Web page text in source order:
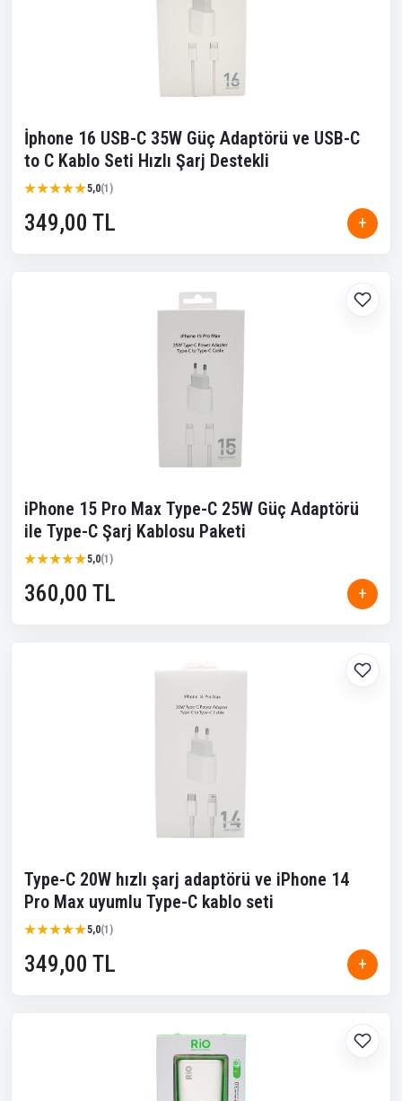
İphone 16 USB-C 35W Güç Adaptörü ve USB-C
to C Kablo Seti Hızlı Şarj Destekli
★★★★★
★★★★★5,0(1)
349,00 TL +
iPhone 15 Pro Max Type-C 25W Güç Adaptörü
ile Type-C Şarj Kablosu Paketi
★★★★★
★★★★★5,0(1)
360,00 TL +
Type-C 20W hızlı şarj adaptörü ve iPhone 14
Pro Max uyumlu Type-C kablo seti
★★★★★
★★★★★5,0(1)
349,00 TL +